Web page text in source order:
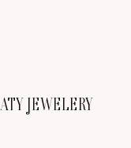
JEWELERY